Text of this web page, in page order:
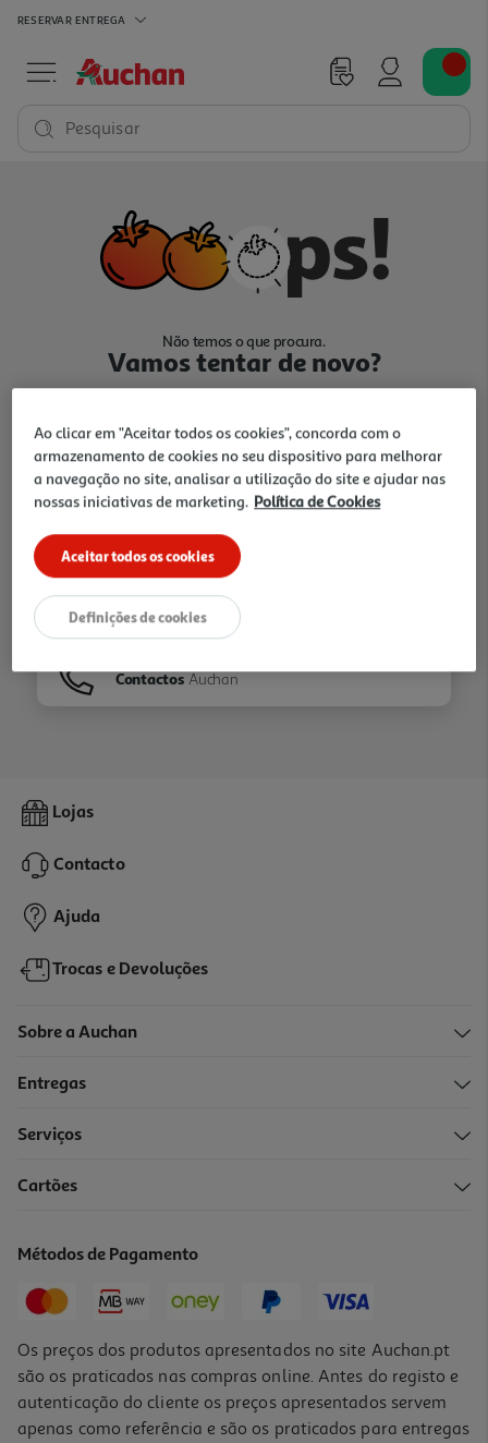
RESERVAR ENTREGA
Pesquisar
Não temos o que procura.
Vamos tentar de novo?
Ir para Homepage
Folhetos
Contactos Auchan
Lojas
Contacto
Ajuda
Trocas e Devoluções
Sobre a Auchan
Entregas
Serviços
Cartões
Métodos de Pagamento
Os preços dos produtos apresentados no site Auchan.pt
são os praticados nas compras online. Antes do registo e
autenticação do cliente os preços apresentados servem
apenas como referência e são os praticados para entregas
Ao clicar em "Aceitar todos os cookies", concorda com o
armazenamento de cookies no seu dispositivo para melhorar
a navegação no site, analisar a utilização do site e ajudar nas
nossas iniciativas de marketing. Política de Cookies
Aceitar todos os cookies
Definições de cookies